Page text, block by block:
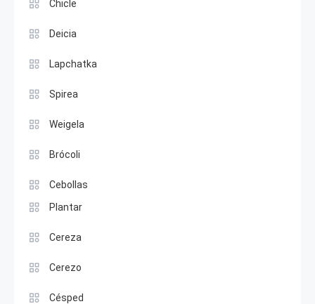
Chicle
Deicia
Lapchatka
Spirea
Weigela
Brócoli
Cebollas
Plantar
Cereza
Cerezo
Césped